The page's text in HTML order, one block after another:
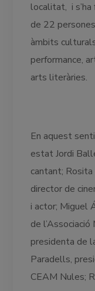
localitat, i
de 22
àmbits
performance,
arts literàries.
En aquest
estat Jordi
cantant;
director de
i actor; Miguel
de
presidenta de
Paradells,
CEAM Nules;